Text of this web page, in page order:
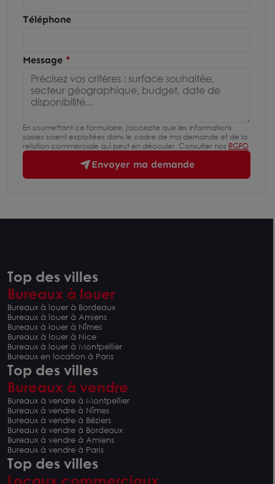
Téléphone
Message
En soumettant ce formulaire, j'accepte que les informations
saisies soient exploitées dans le cadre de ma demande et de la
relation commerciale qui peut en découler. Consulter nos RGPD
Envoyer ma demande
Top des villes
Bureaux à louer
Bureaux à louer à Bordeaux
Bureaux à louer à Amiens
Bureaux à louer à Nîmes
Bureaux à louer à Nice
Bureaux à louer à Montpellier
Bureaux en location à Paris
Top des villes
Bureaux à vendre
Bureaux à vendre à Montpellier
Bureaux à vendre à Nîmes
Bureaux à vendre à Béziers
Bureaux à vendre à Bordeaux
Bureaux à vendre à Amiens
Bureaux à vendre à Paris
Top des villes
Locaux commerciaux